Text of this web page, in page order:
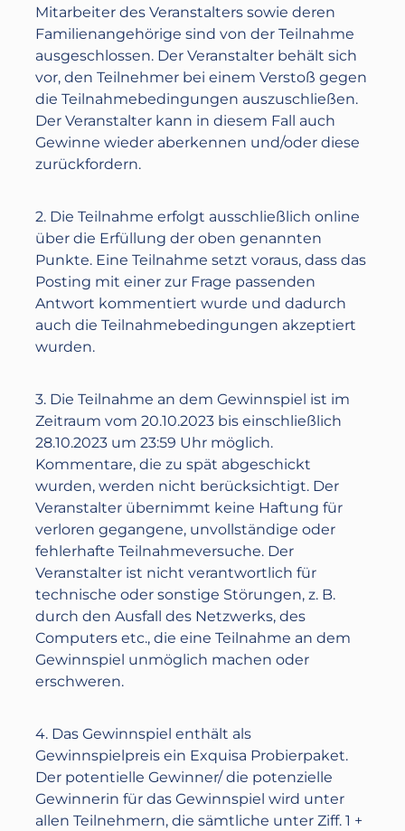
Mitarbeiter des Veranstalters sowie deren
Familienangehörige sind von der Teilnahme
ausgeschlossen. Der Veranstalter behält sich
vor, den Teilnehmer bei einem Verstoß gegen
die Teilnahmebedingungen auszuschließen.
Der Veranstalter kann in diesem Fall auch
Gewinne wieder aberkennen und/oder diese
zurückfordern.
2. Die Teilnahme erfolgt ausschließlich online
über die Erfüllung der oben genannten
Punkte. Eine Teilnahme setzt voraus, dass das
Posting mit einer zur Frage passenden
Antwort kommentiert wurde und dadurch
auch die Teilnahmebedingungen akzeptiert
wurden.
3. Die Teilnahme an dem Gewinnspiel ist im
Zeitraum vom 20.10.2023 bis einschließlich
28.10.2023 um 23:59 Uhr möglich.
Kommentare, die zu spät abgeschickt
wurden, werden nicht berücksichtigt. Der
Veranstalter übernimmt keine Haftung für
verloren gegangene, unvollständige oder
fehlerhafte Teilnahmeversuche. Der
Veranstalter ist nicht verantwortlich für
technische oder sonstige Störungen, z. B.
durch den Ausfall des Netzwerks, des
Computers etc., die eine Teilnahme an dem
Gewinnspiel unmöglich machen oder
erschweren.
4. Das Gewinnspiel enthält als
Gewinnspielpreis ein Exquisa Probierpaket.
Der potentielle Gewinner/ die potenzielle
Gewinnerin für das Gewinnspiel wird unter
allen Teilnehmern, die sämtliche unter Ziff. 1 +